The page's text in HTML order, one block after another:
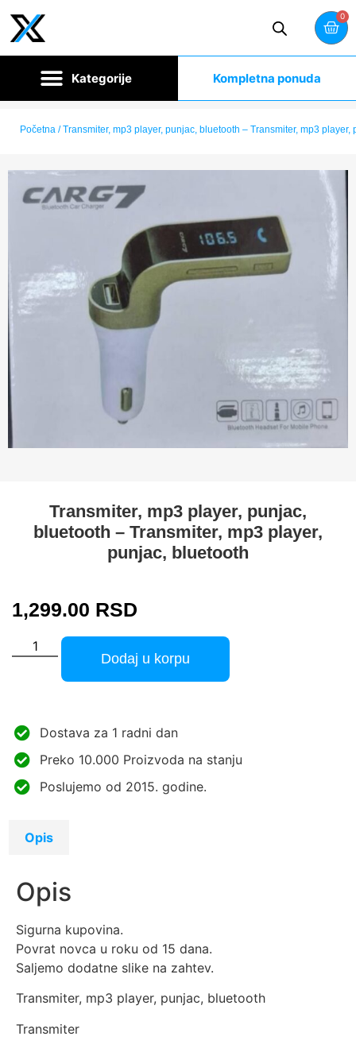
0
Kompletna ponuda
Početna / Transmiter, mp3 player, punjac, bluetooth – Transmiter, mp3 player,
Transmiter, mp3 player, punjac,
bluetooth – Transmiter, mp3 player,
punjac, bluetooth
1,299.00 RSD
Dodaj u korpu
Dostava za 1 radni dan
Preko 10.000 Proizvoda na stanju
Poslujemo od 2015. godine.
Opis
Opis
Sigurna kupovina.
Povrat novca u roku od 15 dana.
Saljemo dodatne slike na zahtev.
Transmiter, mp3 player, punjac, bluetooth
Transmiter